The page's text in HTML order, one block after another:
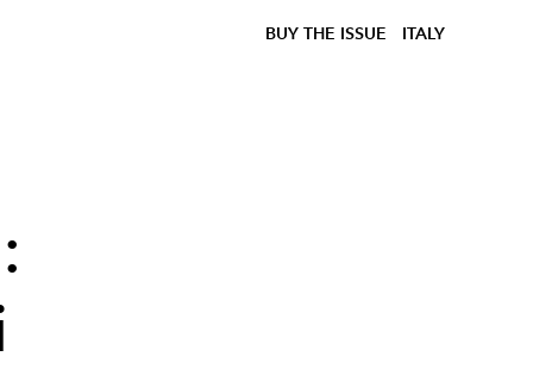
BUY THE ISSUE ITALY